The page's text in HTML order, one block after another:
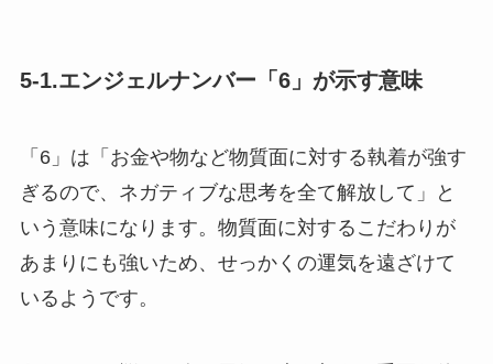
5-1.エンジェルナンバー「6」が示す意味
「6」は「お金や物など物質面に対する執着が強す
ぎるので、ネガティブな思考を全て解放して」と
いう意味になります。物質面に対するこだわりが
あまりにも強いため、せっかくの運気を遠ざけて
いるようです。